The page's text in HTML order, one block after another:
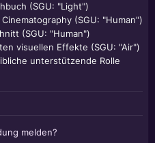
(SGU: "Light")
(SGU: "Human")
(SGU: "Human")
visuellen Effekte (SGU: "Air")
unterstützende Rolle
melden?